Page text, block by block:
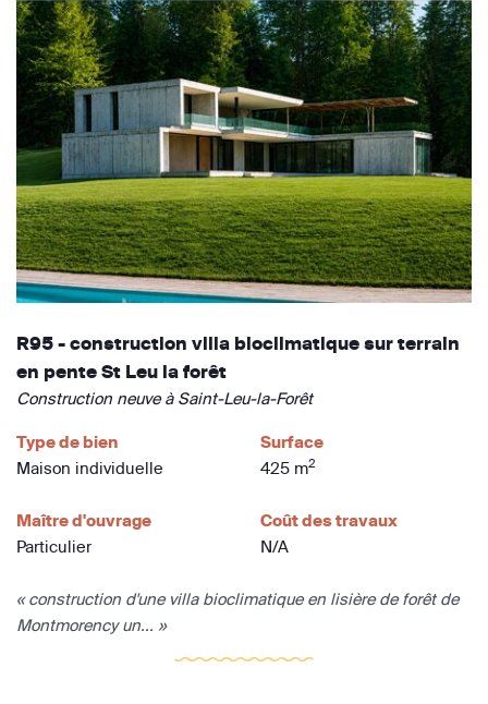
R95 - construction villa bioclimatique sur terrain
en pente St Leu la forêt
Construction neuve à Saint-Leu-la-Forêt
Type de bien
Maison individuelle
Surface
425 m2
Maître d'ouvrage
Particulier
Coût des travaux
N/A
« construction d'une villa bioclimatique en lisière de forêt de
Montmorency un... »